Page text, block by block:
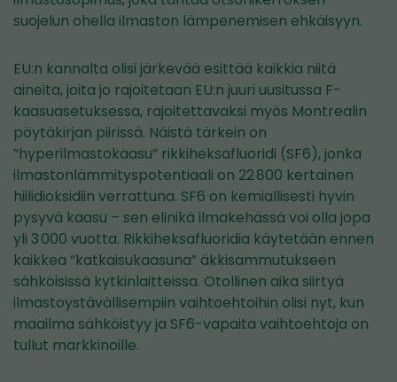
suojelun ohella ilmaston lämpenemisen ehkäisyyn.
EU:n kannalta olisi järkevää esittää kaikkia niitä
aineita, joita jo rajoitetaan EU:n juuri uusitussa F-
kaasuasetuksessa, rajoitettavaksi myös Montrealin
pöytäkirjan piirissä. Näistä tärkein on
”hyperilmastokaasu” rikkiheksafluoridi (SF6), jonka
ilmastonlämmityspotentiaali on 22 800 kertainen
hiilidioksidiin verrattuna. SF6 on kemiallisesti hyvin
pysyvä kaasu – sen elinikä ilmakehässä voi olla jopa
yli 3 000 vuotta. Rikkiheksafluoridia käytetään ennen
kaikkea ”katkaisukaasuna” äkkisammutukseen
sähköisissä kytkinlaitteissa. Otollinen aika siirtyä
ilmastoystävällisempiin vaihtoehtoihin olisi nyt, kun
maailma sähköistyy ja SF6-vapaita vaihtoehtoja on
tullut markkinoille.